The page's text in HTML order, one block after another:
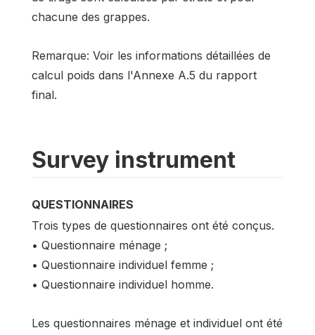
chacune des grappes.
Remarque: Voir les informations détaillées de
calcul poids dans l'Annexe A.5 du rapport
final.
Survey instrument
QUESTIONNAIRES
Trois types de questionnaires ont été conçus.
• Questionnaire ménage ;
• Questionnaire individuel femme ;
• Questionnaire individuel homme.
Les questionnaires ménage et individuel ont été